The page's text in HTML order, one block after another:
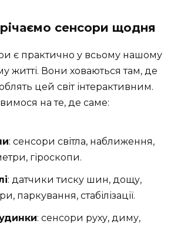
сенсори щодня
є практично у всьому нашому
житті. Вони ховаються там, де
цей світ інтерактивним.
на те, де саме:
: сенсори світла, наближення,
гіроскопи.
: датчики тиску шин, дощу,
паркування, стабілізації.
: сенсори руху, диму,